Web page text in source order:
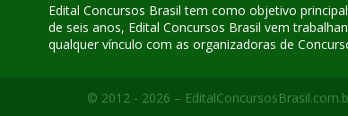
Edital Concursos Brasil tem como objetivo
de seis anos, Edital Concursos Brasil vem
qualquer vínculo com as organizadoras de
© 2012 - 2026 –